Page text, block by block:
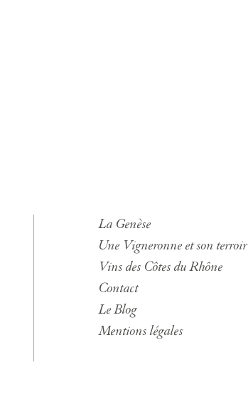
La Genèse
Une Vigneronne et son terroir
Vins des Côtes du Rhône
Contact
Le Blog
Mentions légales